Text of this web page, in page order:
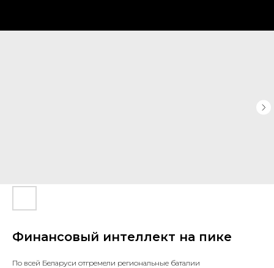
Финансовый интеллект на пике
По всей Беларуси отгремели региональные баталии